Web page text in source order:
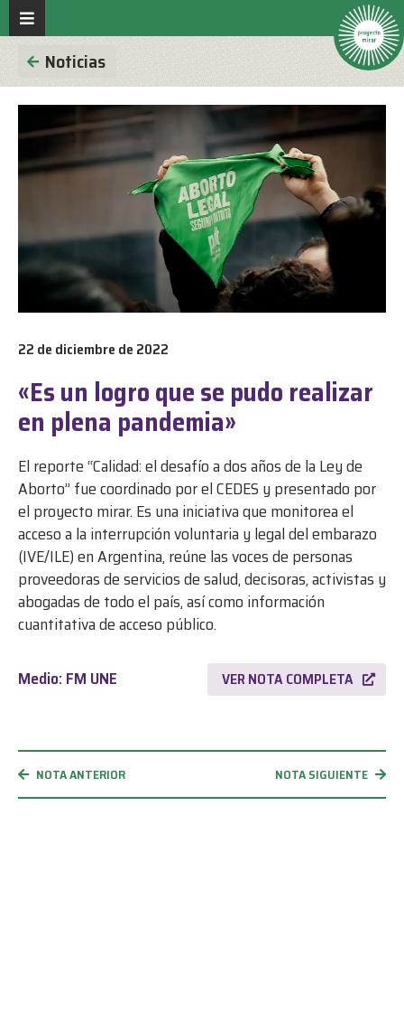
Noticias
22 de diciembre de 2022
«Es un logro que se pudo realizar
en plena pandemia»
El reporte “Calidad: el desafío a dos años de la Ley de
Aborto” fue coordinado por el CEDES y presentado por
el proyecto mirar. Es una iniciativa que monitorea el
acceso a la interrupción voluntaria y legal del embarazo
(IVE/ILE) en Argentina, reúne las voces de personas
proveedoras de servicios de salud, decisoras, activistas y
abogadas de todo el país, así como información
cuantitativa de acceso público.
Medio: FM UNE VER NOTA COMPLETA
NOTA ANTERIOR NOTA SIGUIENTE